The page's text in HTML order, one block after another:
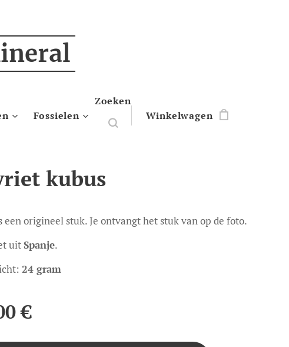
Fossielen
Zoeken
Winkelwagen
kubus
een origineel stuk. Je ontvangt het stuk van op de foto.
uitSpanje.
24 gram
€